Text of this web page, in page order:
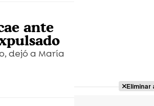
ante
dejó a María
Eliminar